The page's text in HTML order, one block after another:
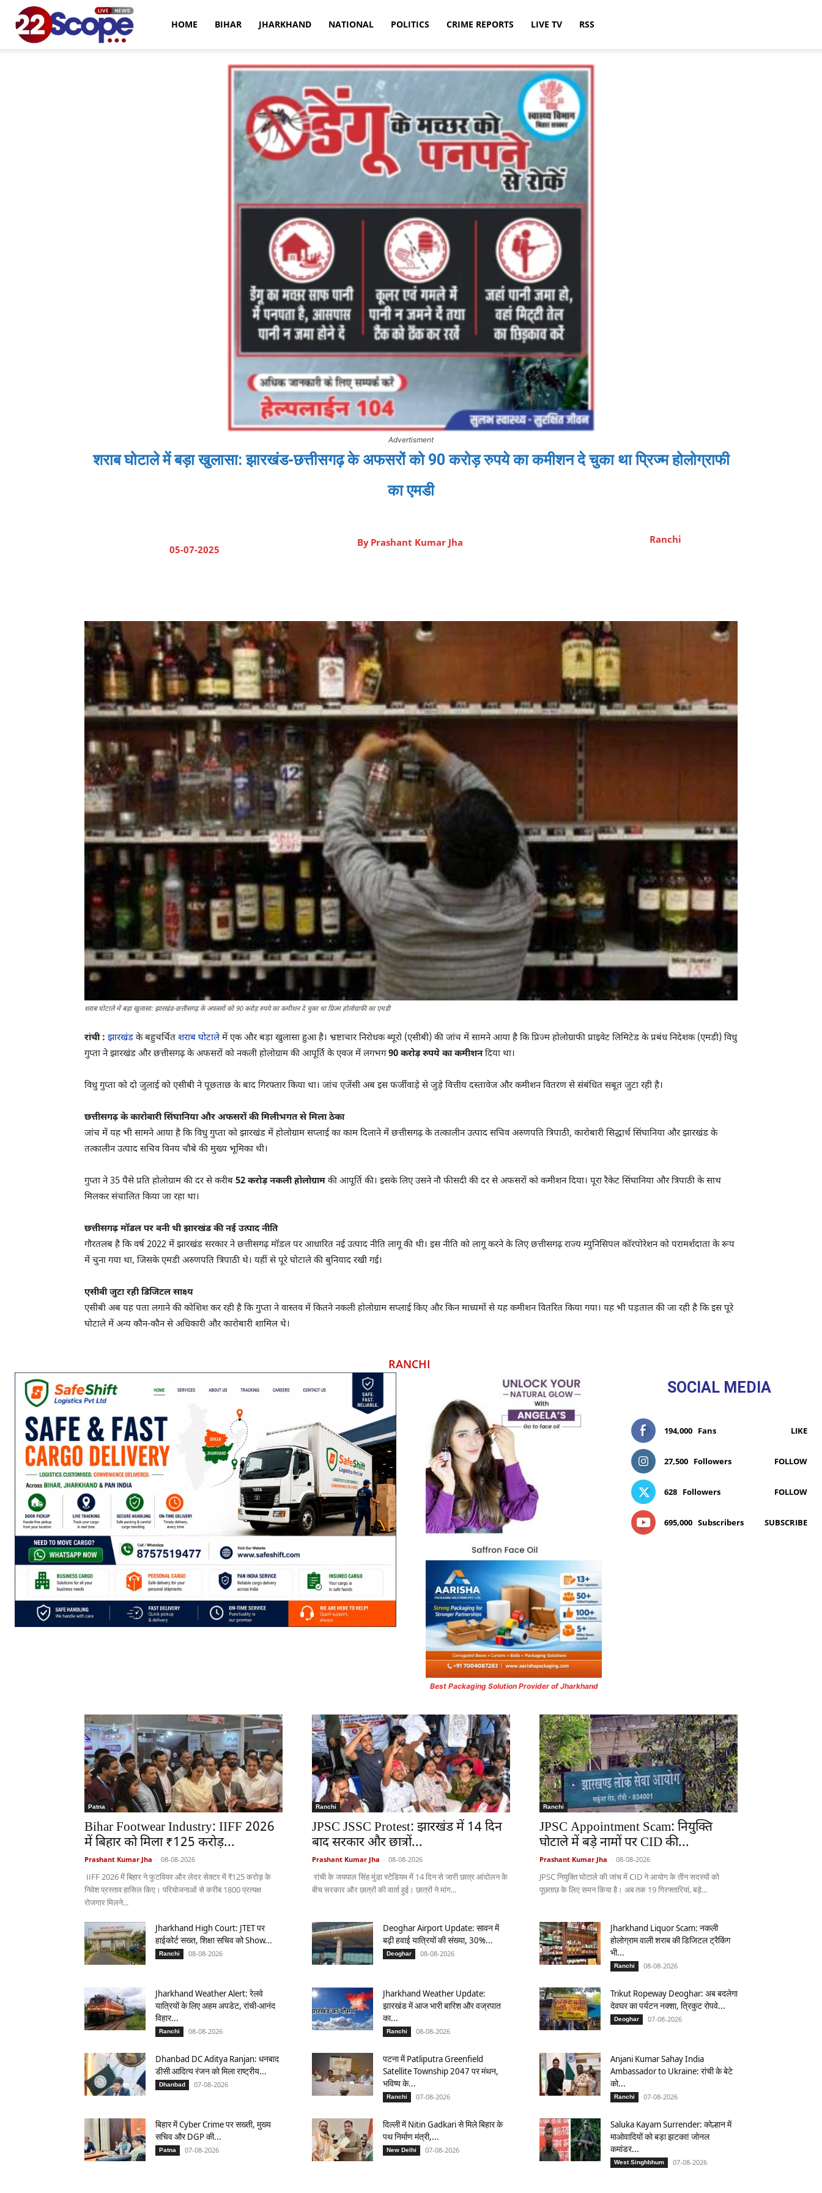
HOME BIHAR JHARKHAND NATIONAL POLITICS CRIME REPORTS LIVE TV RSS
Advertisment
शराब घोटाले में बड़ा खुलासा: झारखंड-छत्तीसगढ़ के अफसरों को 90 करोड़ रुपये का कमीशन दे चुका था प्रिज्म होलोग्राफी
का एमडी
05-07-2025
By Prashant Kumar Jha Ranchi
शराब घोटाले में बड़ा खुलासा: झारखंड-छत्तीसगढ़ के अफसरों को 90 करोड़ रुपये का कमीशन दे चुका था प्रिज्म होलोग्राफी का एमडी
रांची : झारखंड के बहुचर्चित शराब घोटालेमें एक और बड़ा खुलासा हुआ है। भ्रष्टाचार निरोधक ब्यूरो (एसीबी) की जांच में सामने आया है कि प्रिज्म होलोग्राफी प्राइवेट लिमिटेड के प्रबंध निदेशक (एमडी) विधु
गुप्ता ने झारखंड और छत्तीसगढ़ के अफसरों को नकली होलोग्राम की आपूर्ति के एवज में लगभग90 करोड़ रुपये का कमीशनदिया था।
विधु गुप्ता को दो जुलाई को एसीबी ने पूछताछ के बाद गिरफ्तार किया था। जांच एजेंसी अब इस फर्जीवाड़े से जुड़े वित्तीय दस्तावेज और कमीशन वितरण से संबंधित सबूत जुटा रही है।
छत्तीसगढ़ के कारोबारी सिंघानिया और अफसरों की मिलीभगत से मिला ठेका
जांच में यह भी सामने आया है कि विधु गुप्ता को झारखंड में होलोग्राम सप्लाई का काम दिलाने में छत्तीसगढ़ के तत्कालीन उत्पाद सचिव अरुणपति त्रिपाठी, कारोबारी सिद्धार्थ सिंघानिया और झारखंड के
तत्कालीन उत्पाद सचिव विनय चौबे की मुख्य भूमिका थी।
गुप्ता ने 35 पैसे प्रति होलोग्राम की दर से करीब 52 करोड़ नकली होलोग्राम की आपूर्ति की। इसके लिए उसने नौ फीसदी की दर से अफसरों को कमीशन दिया। पूरा रैकेट सिंघानिया और त्रिपाठी के साथ
मिलकर संचालित किया जा रहा था।
छत्तीसगढ़ मॉडल पर बनी थी झारखंड की नई उत्पाद नीति
गौरतलब है कि वर्ष 2022 में झारखंड सरकार ने छत्तीसगढ़ मॉडल पर आधारित नई उत्पाद नीति लागू की थी। इस नीति को लागू करने के लिए छत्तीसगढ़ राज्य म्युनिसिपल कॉरपोरेशन को परामर्शदाता के रूप
में चुना गया था, जिसके एमडी अरुणपति त्रिपाठी थे। यहीं से पूरे घोटाले की बुनियाद रखी गई।
एसीबी जुटा रही डिजिटल साक्ष्य
एसीबी अब यह पता लगाने की कोशिश कर रही है कि गुप्ता ने वास्तव में कितने नकली होलोग्राम सप्लाई किए और किन माध्यमों से यह कमीशन वितरित किया गया। यह भी पड़ताल की जा रही है कि इस पूरे
घोटाले में अन्य कौन-कौन से अधिकारी और कारोबारी शामिल थे।
RANCHI
Best Packaging Solution Provider of Jharkhand
SOCIAL MEDIA
194,000 Fans LIKE
27,500 Followers FOLLOW
628 Followers FOLLOW
695,000 Subscribers SUBSCRIBE
Patna
Bihar Footwear Industry: IIFF 2026
में बिहार को मिला ₹125 करोड़...
Prashant Kumar Jha - 08-08-2026
IIFF 2026 में बिहार ने फुटवियर और लेदर सेक्टर में ₹125 करोड़ के
निवेश प्रस्ताव हासिल किए। परियोजनाओं से करीब 1800 प्रत्यक्ष
रोजगार मिलने...
Ranchi
JPSC JSSC Protest: झारखंड में 14 दिन
बाद सरकार और छात्रों...
Prashant Kumar Jha - 08-08-2026
रांची के जयपाल सिंह मुंडा स्टेडियम में 14 दिन से जारी छात्र आंदोलन के
बीच सरकार और छात्रों की वार्ता हुई। छात्रों ने मांग...
Ranchi
JPSC Appointment Scam: नियुक्ति
घोटाले में बड़े नामों पर CID की...
Prashant Kumar Jha - 08-08-2026
JPSC नियुक्ति घोटाले की जांच में CID ने आयोग के तीन सदस्यों को
पूछताछ के लिए समन किया है। अब तक 19 गिरफ्तारियां, बड़े...
Jharkhand High Court: JTET पर
हाईकोर्ट सख्त, शिक्षा सचिव को Show...
Ranchi 08-08-2026
Deoghar Airport Update: सावन में
बढ़ी हवाई यात्रियों की संख्या, 30%...
Deoghar 08-08-2026
Jharkhand Liquor Scam: नकली
होलोग्राम वाली शराब की डिजिटल ट्रैकिंग
भी...
Ranchi 08-08-2026
Jharkhand Weather Alert: रेलवे
यात्रियों के लिए अहम अपडेट, रांची-आनंद
विहार...
Ranchi 08-08-2026
Jharkhand Weather Update:
झारखंड में आज भारी बारिश और वज्रपात
का...
Ranchi 08-08-2026
Trikut Ropeway Deoghar: अब बदलेगा
देवघर का पर्यटन नक्शा, त्रिकुट रोपवे...
Deoghar 07-08-2026
Dhanbad DC Aditya Ranjan: धनबाद
डीसी आदित्य रंजन को मिला राष्ट्रीय...
Dhanbad 07-08-2026
पटना में Patliputra Greenfield
Satellite Township 2047 पर मंथन,
भविष्य के...
Ranchi 07-08-2026
Anjani Kumar Sahay India
Ambassador to Ukraine: रांची के बेटे
को...
Ranchi 07-08-2026
बिहार में Cyber Crime पर सख्ती, मुख्य
सचिव और DGP की...
Patna 07-08-2026
दिल्ली में Nitin Gadkari से मिले बिहार के
पथ निर्माण मंत्री,...
New Delhi 07-08-2026
Saluka Kayam Surrender: कोल्हान में
माओवादियों को बड़ा झटका! जोनल
कमांडर...
West Singhbhum 07-08-2026